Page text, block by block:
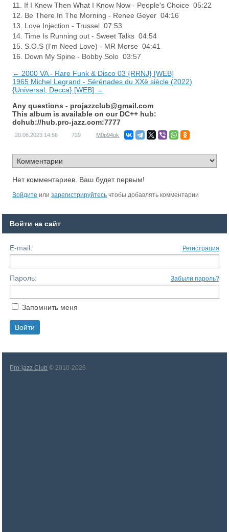
11. If I Knew Then What I Know Now - People's Choice 05:22
12. Be There In The Morning - Renee Geyer 04:16
13. Love Injection - Trussel 07:53
14. Time Is Running out - Sweet Talks 04:54
15. S.O.S (I'm Need Love) - MR Morse 04:41
16. Down My Spine - Bobby Solo 03:57
← 2000 VA - Rare Funk & Disco 03 {RRNJ} [WEB]
1965 Michel Legrand - Sérénades du XXè siècle (2022)
{Universal, Decca} [WEB] →
Any questions - projazzclub@gmail.com
This album is available on our DC++ hub:
dchub://hub.pro-jazz.com:7777
20.06.2023 14:56 729 M0p94ok
Нет комментариев. Ваш будет первым!
Войдите илизарегистрируйтесь чтобы добавлять комментарии
Войти на сайт
E-mail: Регистрация
Пароль: Забыли пароль?
Запомнить меня
Pro-jazz Club © 2010-2026